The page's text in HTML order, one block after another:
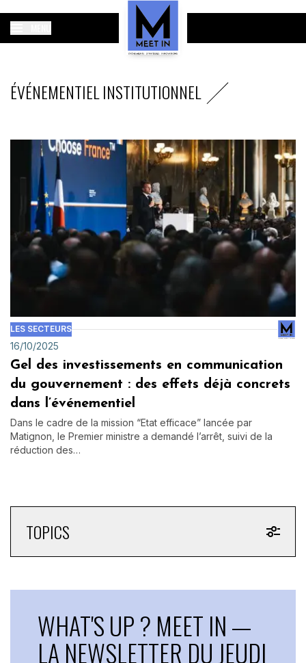
ÉVÉNEMENTIEL INSTITUTIONNEL
LES SECTEURS
16/10/2025
Gel des investissements en communication
du gouvernement : des effets déjà concrets
dans l’événementiel
Dans le cadre de la mission “Etat efficace” lancée par
Matignon, le Premier ministre a demandé l’arrêt, suivi de la
réduction des…
TOPICS
WHAT'S UP ? MEET IN —
LA NEWSLETTER DU JEUDI